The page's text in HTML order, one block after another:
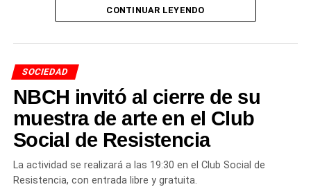
la obra
La obra contempla la construcción de unaestación
transformadora
de rebaje de 33 a 13,2 KV, equipada
con un transformador de potencia de 16 MVA y todos los
sistemas de protección, maniobra, medición y
telecomando necesarios para garantizar un
funcionamiento seguro y eficiente. Será alimentada por
CONTINUAR LEYENDO
SOCIEDAD
NBCH invitó al cierre de su
muestra de arte en el Club
Social de Resistencia
La actividad se realizará a las 19:30 en el Club Social de
Resistencia, con entrada libre y gratuita.